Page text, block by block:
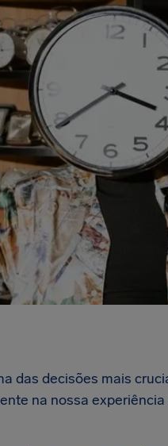
das decisões mais
na nossa